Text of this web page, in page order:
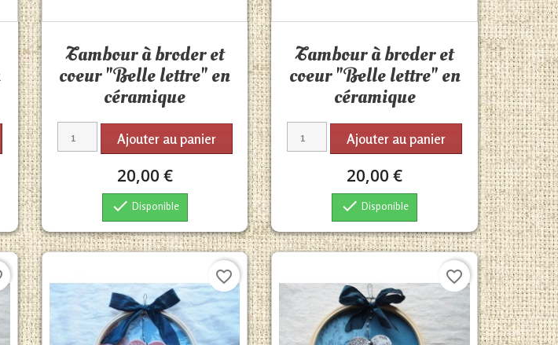
Tambour à broder et
coeur "Belle lettre" en
céramique
Ajouter au panier
20,00 €
 Disponible
Tambour à broder et
coeur "Belle lettre" en
céramique
Ajouter au panier
20,00 €
 Disponible
favorite_border favorite_border